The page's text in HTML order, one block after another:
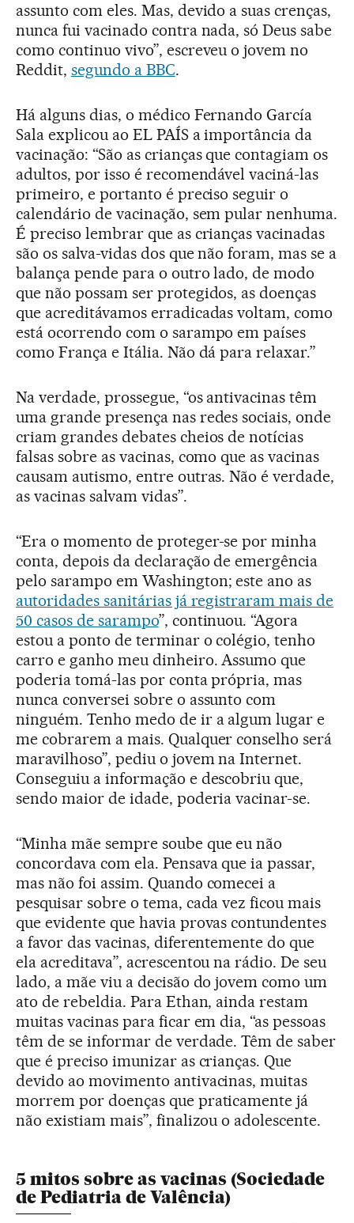
assunto com eles. Mas, devido a suas crenças,
nunca fui vacinado contra nada, só Deus sabe
como continuo vivo”, escreveu o jovem no
Reddit, segundo a BBC.
Há alguns dias, o médico Fernando García
Sala explicou ao EL PAÍS a importância da
vacinação: “São as crianças que contagiam os
adultos, por isso é recomendável vaciná-las
primeiro, e portanto é preciso seguir o
calendário de vacinação, sem pular nenhuma.
É preciso lembrar que as crianças vacinadas
são os salva-vidas dos que não foram, mas se a
balança pende para o outro lado, de modo
que não possam ser protegidos, as doenças
que acreditávamos erradicadas voltam, como
está ocorrendo com o sarampo em países
como França e Itália. Não dá para relaxar.”
Na verdade, prossegue, “os antivacinas têm
uma grande presença nas redes sociais, onde
criam grandes debates cheios de notícias
falsas sobre as vacinas, como que as vacinas
causam autismo, entre outras. Não é verdade,
as vacinas salvam vidas”.
“Era o momento de proteger-se por minha
conta, depois da declaração de emergência
pelo sarampo em Washington; este ano as
autoridades sanitárias já registraram mais de
50 casos de sarampo”, continuou. “Agora
estou a ponto de terminar o colégio, tenho
carro e ganho meu dinheiro. Assumo que
poderia tomá-las por conta própria, mas
nunca conversei sobre o assunto com
ninguém. Tenho medo de ir a algum lugar e
me cobrarem a mais. Qualquer conselho será
maravilhoso”, pediu o jovem na Internet.
Conseguiu a informação e descobriu que,
sendo maior de idade, poderia vacinar-se.
“Minha mãe sempre soube que eu não
concordava com ela. Pensava que ia passar,
mas não foi assim. Quando comecei a
pesquisar sobre o tema, cada vez ficou mais
que evidente que havia provas contundentes
a favor das vacinas, diferentemente do que
ela acreditava”, acrescentou na rádio. De seu
lado, a mãe viu a decisão do jovem como um
ato de rebeldia. Para Ethan, ainda restam
muitas vacinas para ficar em dia, “as pessoas
têm de se informar de verdade. Têm de saber
que é preciso imunizar as crianças. Que
devido ao movimento antivacinas, muitas
morrem por doenças que praticamente já
não existiam mais”, finalizou o adolescente.
5 mitos sobre as vacinas (Sociedade
de Pediatria de Valência)